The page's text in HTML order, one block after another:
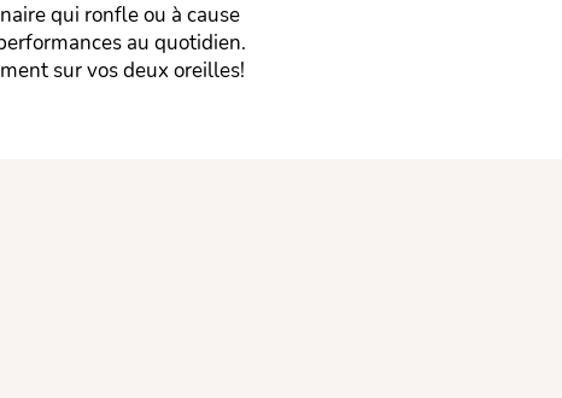
qui ronfle ou à cause
au quotidien.
sur vos deux oreilles!